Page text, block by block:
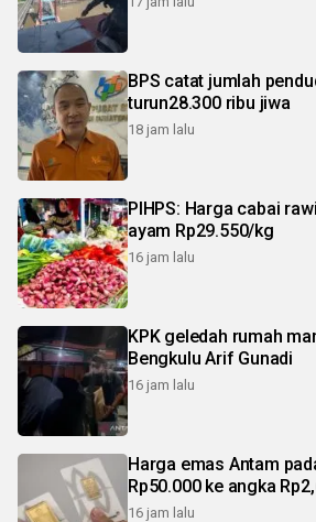
BPS catat jumlah
turun28.300 ribu jiwa
18 jam lalu
PIHPS: Harga cabai
ayam Rp29.550/kg
16 jam lalu
KPK geledah rumah
Bengkulu Arif Gunadi
16 jam lalu
Harga emas Antam
Rp50.000 ke angka
16 jam lalu